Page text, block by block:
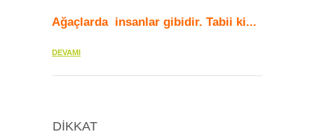
Ağaçlarda insanlar gibidir. Tabii ki...
DEVAMI
DİKKAT